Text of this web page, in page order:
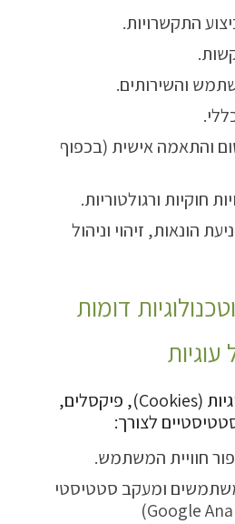
התקשרויות.
והשירותים.
והתאמה אישית (בכפוף
חוקיות ורגולטוריות.
הונאות, זיהוי וניהול
דומות
עוגיות
אנו עושים שימוש בעוגיות (Cookies), פיקסלים,
לצורך:
חוויית המשתמש.
ומעקב סטטיסטי